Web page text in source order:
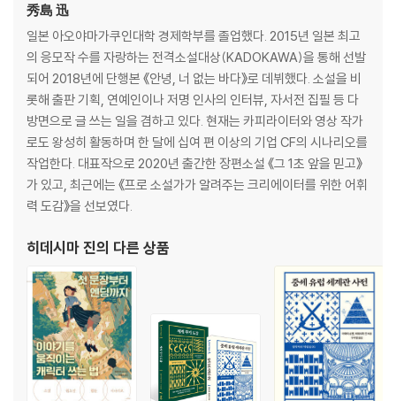
2-1 이야기를 움직이는 등장인물 설정하기 36
2-2 매력적인 캐릭터 만드는 방법 38
2-3 캐릭터를 구축하려면 행동 원리가 필요하다 40
2-4 캐릭터의 외모를 글로 표현하는 요령 42
2-5 캐릭터의 역할을 명확하게 분담한다 44
2-6 주인공이 지향하는 목적을 확고하게 설정한다 46
2-7 캐릭터에게 성격을 부여한다 48
2-8 공감할 수 있는 약점은 이야기의 강점이 된다 50
2-9 인물의 과거를 보여줌으로써 독자의 공감도를 높인다 52
2-11 인물 관계도로 설정을 최종 점검한다 56
PART 3 세계관을 구축한다
3-1 세계관은 이야기의 핵심 요소 중 하나 60
3-2 어느 시대를 선택할지 생각해 보자 62
3-3 주제와 밀접하게 연관된 문화를 고려한다 64
秀島 迅
일본 아오야마가쿠인대학 경제학부를 졸업했다. 2015년 일본 최고
의 응모작 수를 자랑하는 전격소설대상(KADOKAWA)을 통해 선발
되어 2018년에 단행본 《안녕, 너 없는 바다》로 데뷔했다. 소설을 비
롯해 출판 기획, 연예인이나 저명 인사의 인터뷰, 자서전 집필 등 다
방면으로 글 쓰는 일을 겸하고 있다. 현재는 카피라이터와 영상 작가
로도 왕성히 활동하며 한 달에 십여 편 이상의 기업 CF의 시나리오를
작업한다. 대표작으로 2020년 출간한 장편소설 《그 1초 앞을 믿고》
가 있고, 최근에는 《프로 소설가가 알려주는 크리에이터를 위한 어휘
력 도감》을 선보였다.
히데시마 진의 다른 상품